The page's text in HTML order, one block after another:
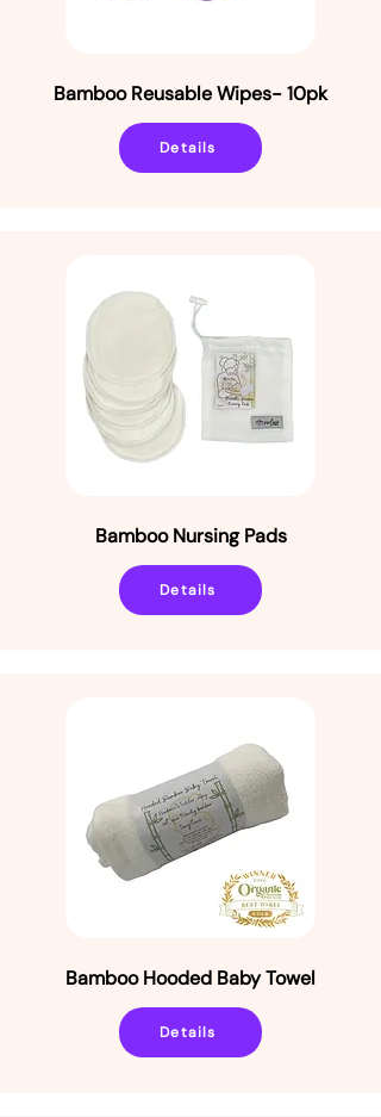
Bamboo Reusable Wipes- 10pk
Details
Bamboo Nursing Pads
Details
Bamboo Hooded Baby Towel
Details